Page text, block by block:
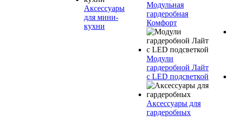
Аксессуары
для мини-
кухни
Модульная
гардеробная
Комфорт
Модули
гардеробной Лайт
с LED подсветкой
Аксессуары для
гардеробных